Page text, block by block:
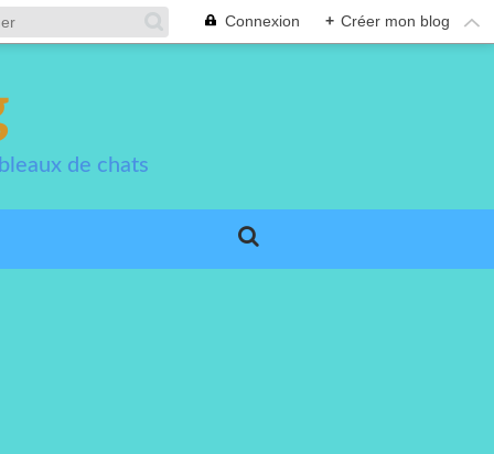
Connexion + Créer mon blog
de chats